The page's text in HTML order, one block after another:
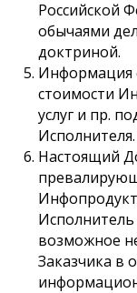
Российской
обычаями
доктриной.
Информация
стоимости
услуг и пр.
Исполнителя.
Настоящий
Исполнитель
возможное
Заказчика в